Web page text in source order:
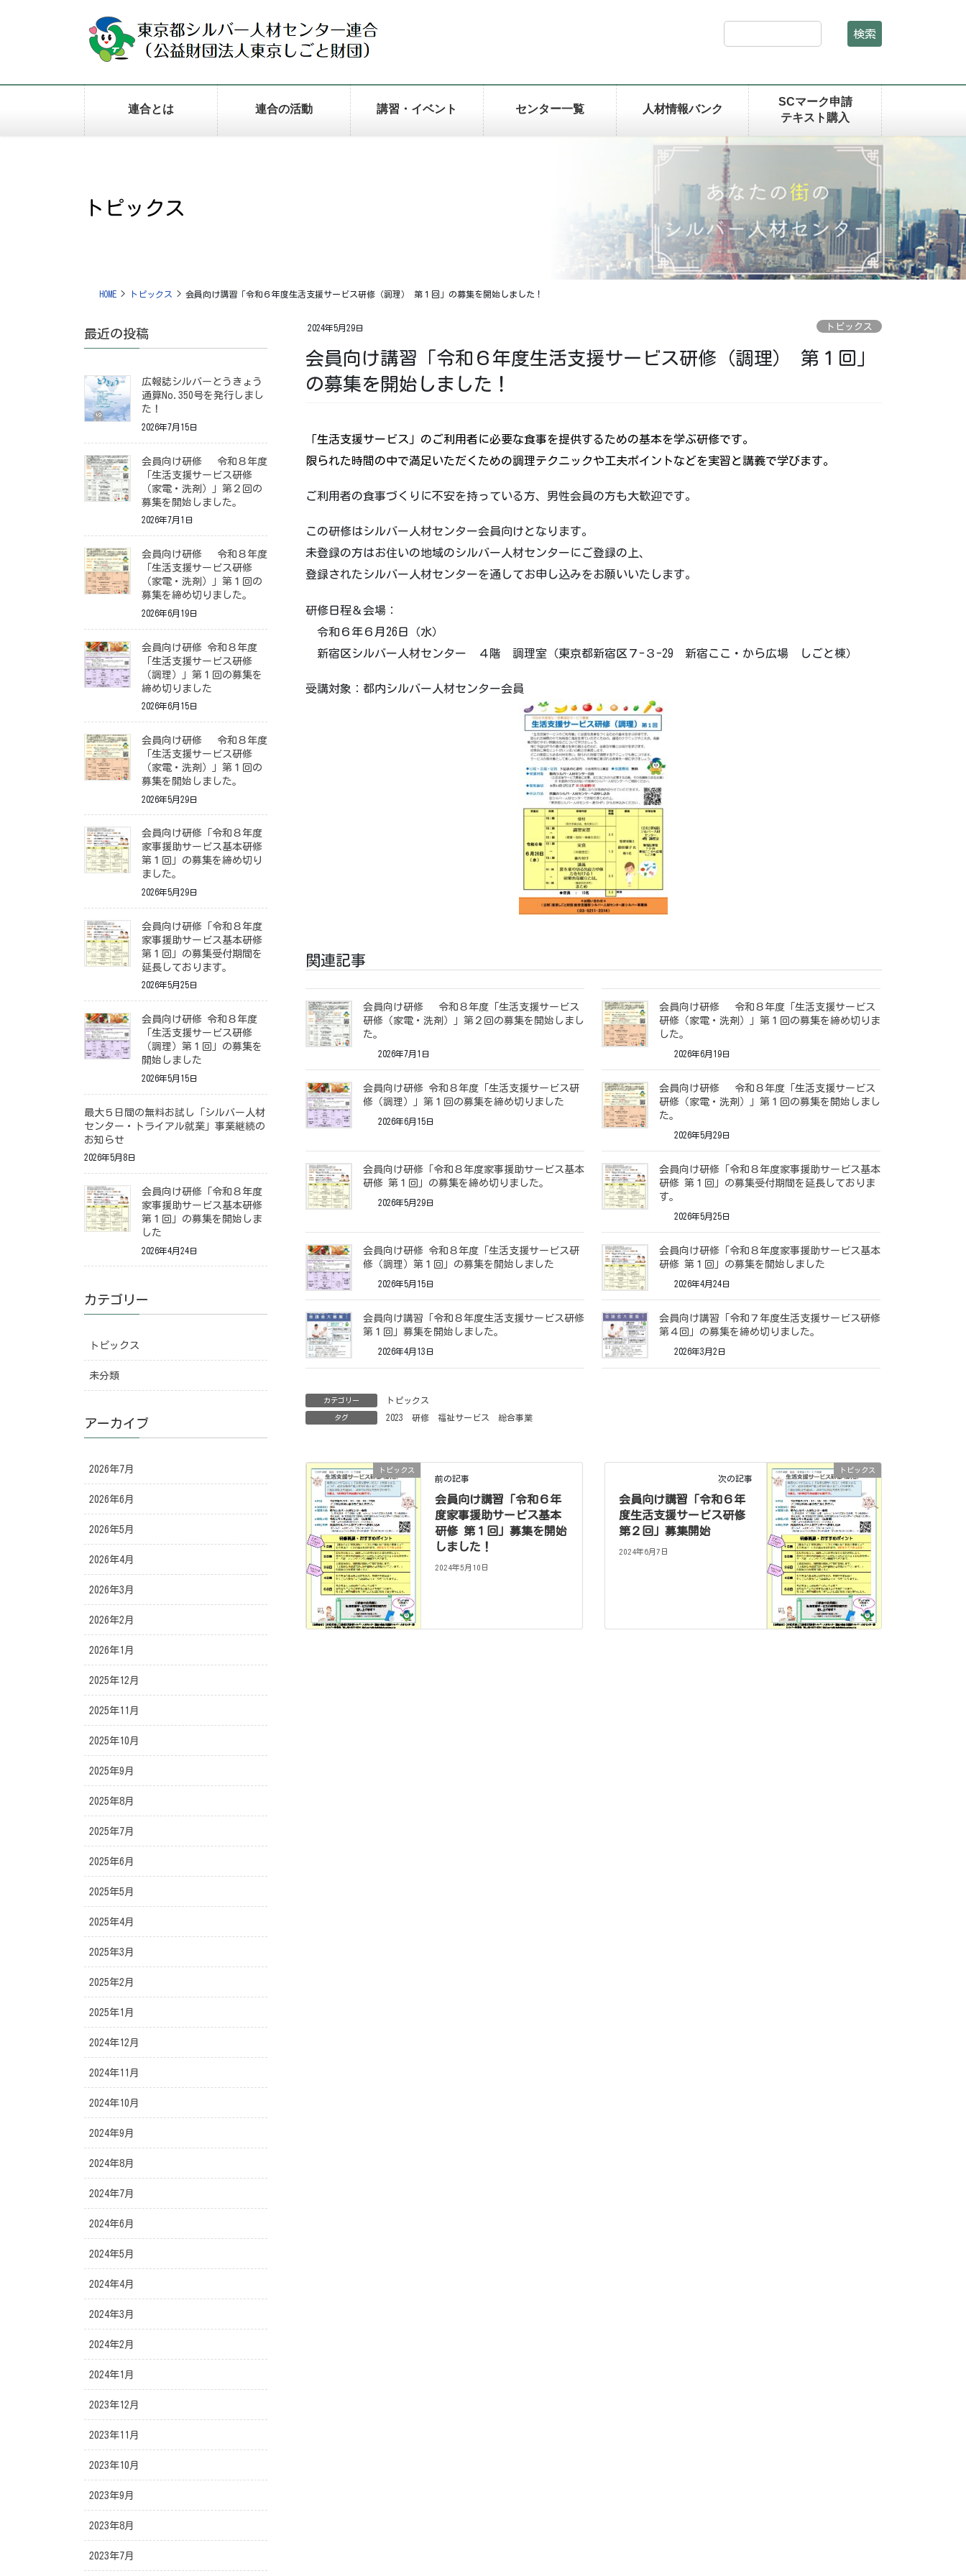
検索
連合とは 連合の活動 講習・イベント センター一覧 人材情報バンク
SCマーク申請
テキスト購入
トピックス
HOME トピックス 会員向け講習「令和６年度生活支援サービス研修（調理） 第１回」の募集を開始しました！
2024年5月29日 トピックス
会員向け講習「令和６年度生活支援サービス研修（調理） 第１回」
の募集を開始しました！
「生活支援サービス」 のご利用者に必要な食事を提供するための基本を学ぶ研修です。
限られた時間の中で満足いただくための調理テクニックや工夫ポイントなどを実習と講義で学びます。
ご利用者の食事づくりに不安を持っている方、男性会員の方も大歓迎です。
この研修はシルバー人材センター会員向けとなります。
未登録の方はお住いの地域のシルバー人材センターにご登録の上、
登録されたシルバー人材センターを通してお申し込みをお願いいたします。
研修日程＆会場：
令和６年６月26日（水）
新宿区シルバー人材センター ４階 調理室（東京都新宿区７-３-29 新宿ここ・から広場 しごと棟）
受講対象：都内シルバー人材センター会員
関連記事
会員向け研修 令和８年度「生活支援サービス
研修（家電・洗剤）」第２回の募集を開始しまし
た。
2026年7月1日
会員向け研修 令和８年度「生活支援サービス
研修（家電・洗剤）」第１回の募集を締め切りま
した。
2026年6月19日
会員向け研修 令和８年度「生活支援サービス研
修（調理）」第１回の募集を締め切りました
2026年6月15日
会員向け研修 令和８年度「生活支援サービス
研修（家電・洗剤）」第１回の募集を開始しまし
た。
2026年5月29日
会員向け研修「令和８年度家事援助サービス基本
研修 第１回」の募集を締め切りました。
2026年5月29日
会員向け研修「令和８年度家事援助サービス基本
研修 第１回」の募集受付期間を延長しておりま
す。
2026年5月25日
会員向け研修 令和８年度「生活支援サービス研
修（調理）第１回」の募集を開始しました
2026年5月15日
会員向け研修「令和８年度家事援助サービス基本
研修 第１回」の募集を開始しました
2026年4月24日
会員向け講習「令和８年度生活支援サービス研修
第１回」募集を開始しました。
2026年4月13日
会員向け講習「令和７年度生活支援サービス研修
第４回」の募集を締め切りました。
2026年3月2日
カテゴリー トピックス
タグ 2023 研修 福祉サービス 総合事業
トピックス
前の記事
会員向け講習「令和６年
度家事援助サービス基本
研修 第１回」募集を開始
しました！
2024年5月10日
トピックス
次の記事
会員向け講習「令和６年
度生活支援サービス研修
第２回」募集開始
2024年6月7日
最近の投稿
広報誌シルバーとうきょう
通算No.350号を発行しまし
た！
2026年7月15日
会員向け研修 令和８年度
「生活支援サービス研修
（家電・洗剤）」第２回の
募集を開始しました。
2026年7月1日
会員向け研修 令和８年度
「生活支援サービス研修
（家電・洗剤）」第１回の
募集を締め切りました。
2026年6月19日
会員向け研修 令和８年度
「生活支援サービス研修
（調理）」第１回の募集を
締め切りました
2026年6月15日
会員向け研修 令和８年度
「生活支援サービス研修
（家電・洗剤）」第１回の
募集を開始しました。
2026年5月29日
会員向け研修「令和８年度
家事援助サービス基本研修
第１回」の募集を締め切り
ました。
2026年5月29日
会員向け研修「令和８年度
家事援助サービス基本研修
第１回」の募集受付期間を
延長しております。
2026年5月25日
会員向け研修 令和８年度
「生活支援サービス研修
（調理）第１回」の募集を
開始しました
2026年5月15日
最大５日間の無料お試し「シルバー人材
センター・トライアル就業」事業継続の
お知らせ
2026年5月8日
会員向け研修「令和８年度
家事援助サービス基本研修
第１回」の募集を開始しま
した
2026年4月24日
カテゴリー
トピックス
未分類
アーカイブ
2026年7月
2026年6月
2026年5月
2026年4月
2026年3月
2026年2月
2026年1月
2025年12月
2025年11月
2025年10月
2025年9月
2025年8月
2025年7月
2025年6月
2025年5月
2025年4月
2025年3月
2025年2月
2025年1月
2024年12月
2024年11月
2024年10月
2024年9月
2024年8月
2024年7月
2024年6月
2024年5月
2024年4月
2024年3月
2024年2月
2024年1月
2023年12月
2023年11月
2023年10月
2023年9月
2023年8月
2023年7月